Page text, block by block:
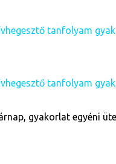
tanfolyam
tanfolyam
gyakorlat egyéni